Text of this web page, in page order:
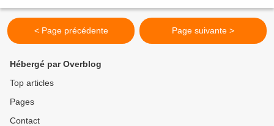
< Page précédente Page suivante >
Hébergé par Overblog
Top articles
Pages
Contact